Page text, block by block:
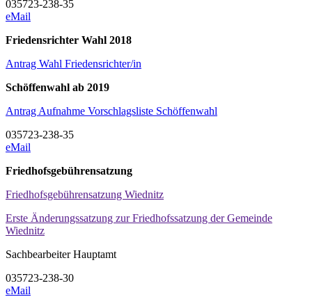
035723-238-35
eMail
Friedensrichter Wahl 2018
Antrag Wahl Friedensrichter/in
Schöffenwahl ab 2019
Antrag Aufnahme Vorschlagsliste Schöffenwahl
035723-238-35
eMail
Friedhofsgebührensatzung
Friedhofsgebührensatzung Wiednitz
Erste Änderungssatzung zur Friedhofssatzung der Gemeinde
Wiednitz
Sachbearbeiter Hauptamt
035723-238-30
eMail